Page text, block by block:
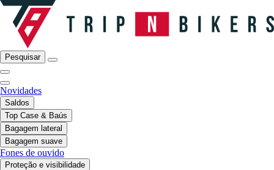
Pesquisar
Novidades
Saldos
Top Case & Baús
Bagagem lateral
Bagagem suave
Fones de ouvido
Proteção e visibilidade